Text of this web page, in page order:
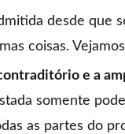
desde que
coisas.
e a
somente
as partes do